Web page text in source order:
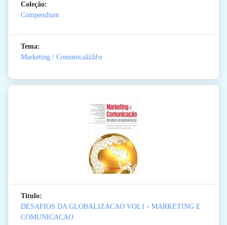
Coleção:
Compendium
Tema:
Marketing / Comunicaã‡ãƒo
Titulo:
DESAFIOS DA GLOBALIZACAO VOL1 - MARKETING E
COMUNICACAO